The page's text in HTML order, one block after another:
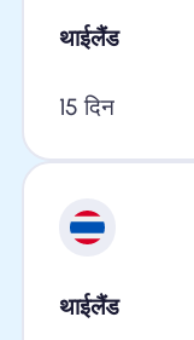
थाईलैंड
15 दिन
थाईलैंड